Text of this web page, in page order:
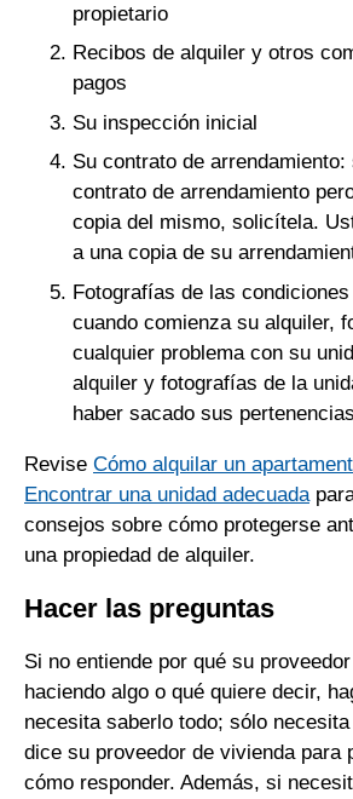
propietario
Recibos de alquiler y otros
pagos
Su inspección inicial
Su contrato de
contrato de arrendamiento
copia del mismo, solicítela.
a una copia de su
Fotografías de las
cuando comienza su alquiler,
cualquier problema con su
alquiler y fotografías de la
haber sacado sus
Revise Cómo alquilar un
Encontrar una unidad adecuada
consejos sobre cómo protegerse
una propiedad de alquiler.
Hacer las preguntas
Si no entiende por qué su
haciendo algo o qué quiere decir,
necesita saberlo todo; sólo
dice su proveedor de vivienda para
cómo responder. Además, si